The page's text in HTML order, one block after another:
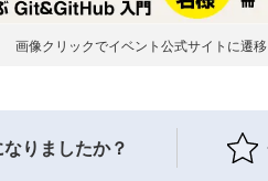
画像クリックでイベント公式サイトに遷移
りましたか？